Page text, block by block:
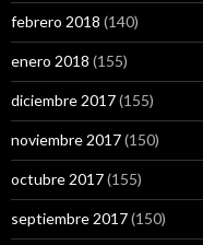
febrero 2018 (140)
enero 2018 (155)
diciembre 2017(155)
noviembre 2017(150)
octubre 2017(155)
septiembre 2017(150)